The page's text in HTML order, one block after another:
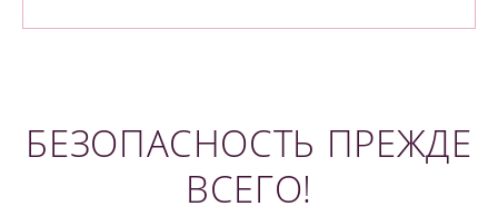
БЕЗОПАСНОСТЬ ПРЕЖДЕ
ВСЕГО!